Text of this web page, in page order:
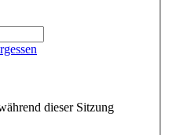
dieser Sitzung